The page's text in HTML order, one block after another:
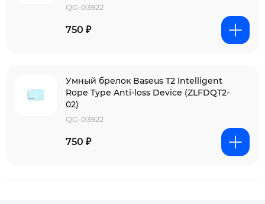
QG-03922
750 ₽
Умный брелок Baseus T2 Intelligent
Rope Type Anti-loss Device (ZLFDQT2-
02)
QG-03922
750 ₽